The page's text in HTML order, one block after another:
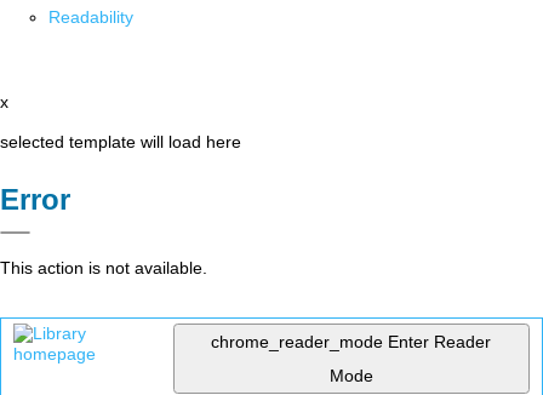
Readability
x
selected template will load here
Error
This action is not available.
chrome_reader_mode Enter Reader
Mode